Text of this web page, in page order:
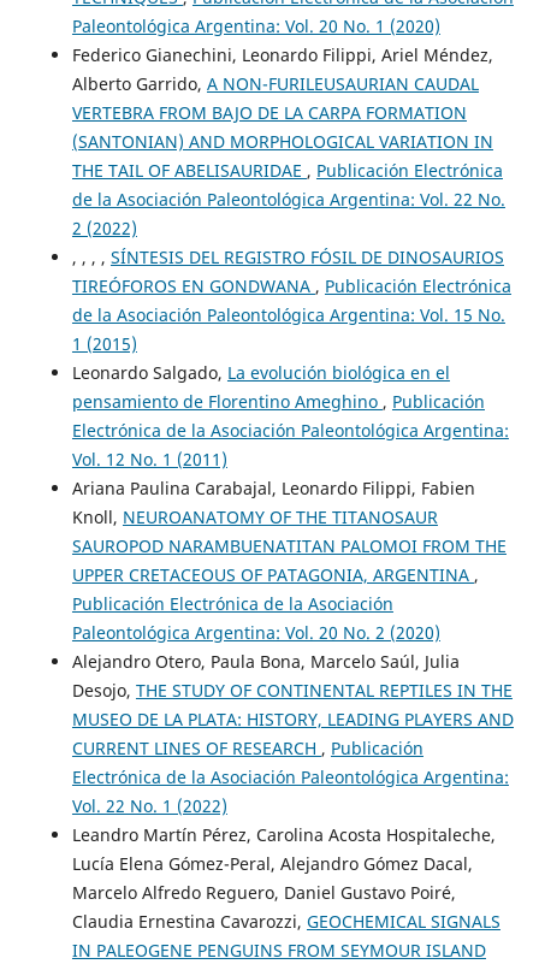
Paleontológica Argentina: Vol. 20 No. 1 (2020)
Federico Gianechini, Leonardo Filippi, Ariel Méndez,
Alberto Garrido, A NON-FURILEUSAURIAN CAUDAL
VERTEBRA FROM BAJO DE LA CARPA FORMATION
(SANTONIAN) AND MORPHOLOGICAL VARIATION IN
THE TAIL OF ABELISAURIDAE , Publicación Electrónica
de la Asociación Paleontológica Argentina: Vol. 22 No.
2 (2022)
, , , , SÍNTESIS DEL REGISTRO FÓSIL DE DINOSAURIOS
TIREÓFOROS EN GONDWANA , Publicación Electrónica
de la Asociación Paleontológica Argentina: Vol. 15 No.
1 (2015)
Leonardo Salgado, La evolución biológica en el
pensamiento de Florentino Ameghino , Publicación
Electrónica de la Asociación Paleontológica Argentina:
Vol. 12 No. 1 (2011)
Ariana Paulina Carabajal, Leonardo Filippi, Fabien
Knoll, NEUROANATOMY OF THE TITANOSAUR
SAUROPOD NARAMBUENATITAN PALOMOI FROM THE
UPPER CRETACEOUS OF PATAGONIA, ARGENTINA ,
Publicación Electrónica de la Asociación
Paleontológica Argentina: Vol. 20 No. 2 (2020)
Alejandro Otero, Paula Bona, Marcelo Saúl, Julia
Desojo, THE STUDY OF CONTINENTAL REPTILES IN THE
MUSEO DE LA PLATA: HISTORY, LEADING PLAYERS AND
CURRENT LINES OF RESEARCH , Publicación
Electrónica de la Asociación Paleontológica Argentina:
Vol. 22 No. 1 (2022)
Leandro Martín Pérez, Carolina Acosta Hospitaleche,
Lucía Elena Gómez-Peral, Alejandro Gómez Dacal,
Marcelo Alfredo Reguero, Daniel Gustavo Poiré,
Claudia Ernestina Cavarozzi, GEOCHEMICAL SIGNALS
IN PALEOGENE PENGUINS FROM SEYMOUR ISLAND